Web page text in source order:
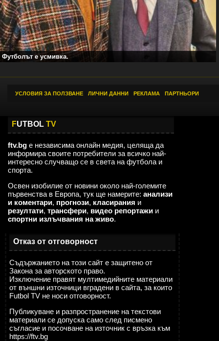
Футболът е усмивка.
УСЛОВИЯ ЗА ПОЛЗВАНЕ ЛИЧНИ ДАННИ РЕКЛАМА ПАРТНЬОРИ
FUTBOL TV
ftv.bg е независима онлайн медия, целяща да
информира своите потребители за всичко най-
интересно случващо се в света на футбола и
спорта.
Освен изобилие от новини около най-големите
първенства в Европа, тук ще намерите: анализи
и коментари, прогнози, класирания и
резултати, трансфери, видео репортажи и
спортни излъчвания на живо.
Отказ от отговорност
Съдържанието на този сайт е защитено от
Закона за авторското право.
Изключение правят мултимедийните материали
от външни източници вградени в сайта, за които
Futbol TV не носи отговорност.
Публикуване и разпространение на текстови
материали се допуска само след писмено
съгласие и посочване на източник с връзка към
https://ftv.bg